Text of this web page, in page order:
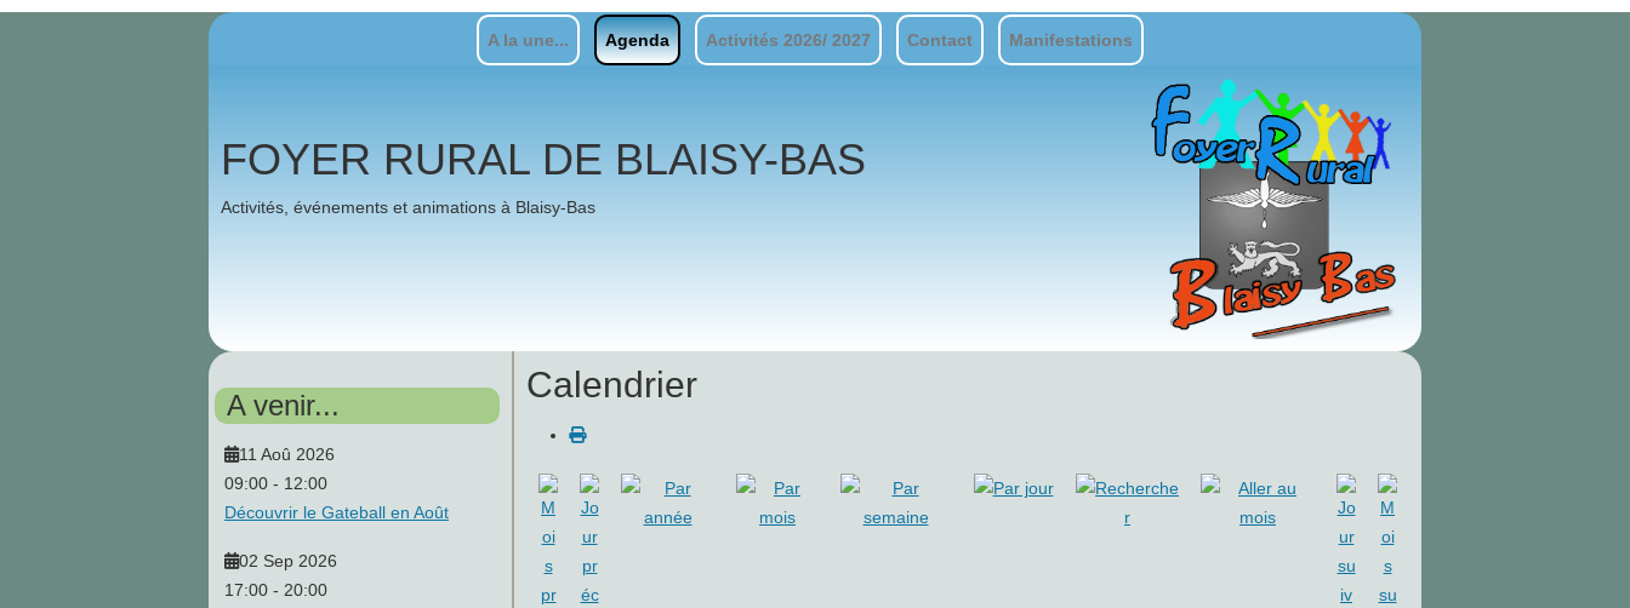
A la une... Agenda Activités 2026/ 2027 Contact Manifestations
FOYER RURAL DE BLAISY-BAS
Activités, événements et animations à Blaisy-Bas
A venir...
11 Aoû 2026
09:00 - 12:00
Découvrir le Gateball en Août
02 Sep 2026
17:00 - 20:00
Calendrier